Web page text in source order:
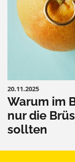
20.11.2025
Warum im
nur die
sollten